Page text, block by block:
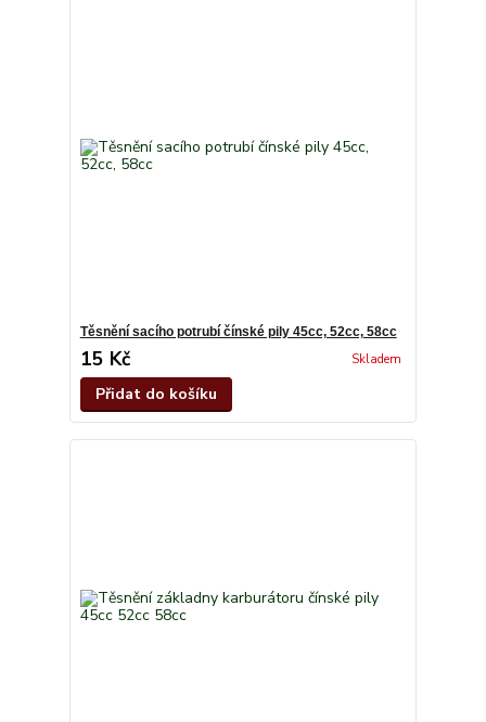
Těsnění sacího potrubí čínské pily 45cc, 52cc, 58cc
15 Kč Skladem
Přidat do košíku